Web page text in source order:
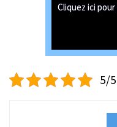
Cliquez ici
5/